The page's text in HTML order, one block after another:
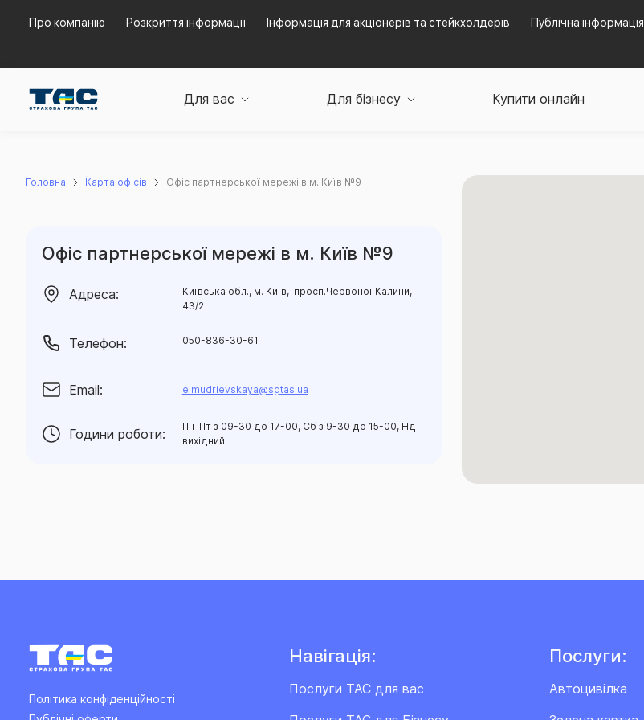
Про компанію Розкриття інформації Інформація для акціонерів та стейкхолдерів Публічна інформація
Для вас Для бізнесу Купити онлайн
Головна Карта офісів Офіс партнерської мережі в м. Київ №9
Офіс партнерської мережі в м. Київ №9
Адреса:
Київська обл., м. Київ, просп.Червоної Калини,
43/2
Телефон: 050-836-30-61
Email: e.mudrievskaya@sgtas.ua
Години роботи:
Пн-Пт з 09-30 до 17-00, Сб з 9-30 до 15-00, Нд -
вихідний
Політика конфіденційності
Навігація:
Послуги ТАС для вас
Послуги:
Автоцивілка